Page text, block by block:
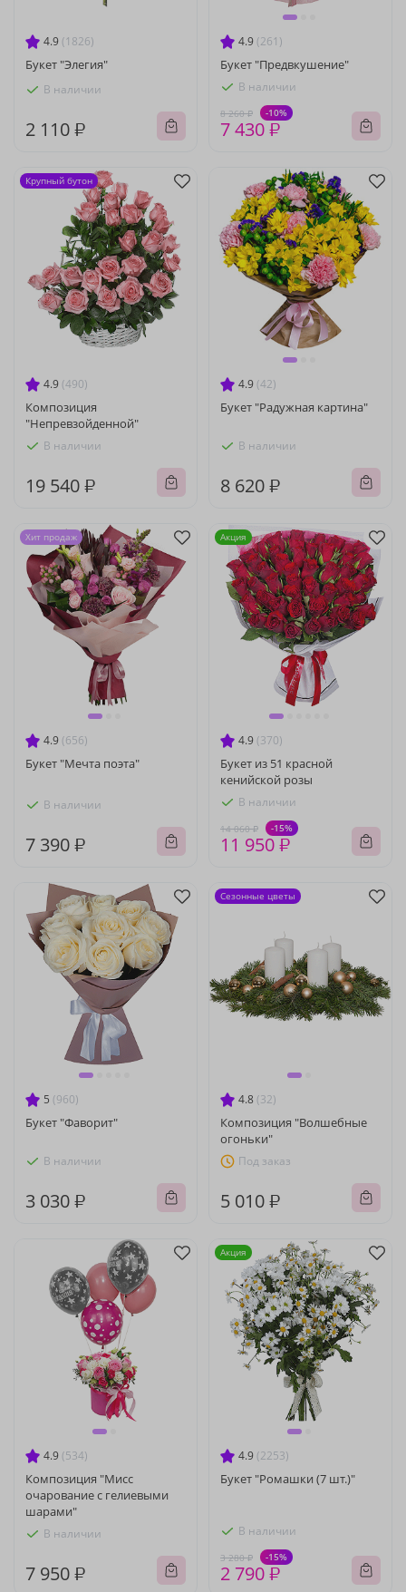
4.9 (1826)
Букет "Элегия"
В наличии
2 110 ₽
4.9 (261)
Букет "Предвкушение"
В наличии
8 260 ₽ -10%
7 430 ₽
4.9 (490)
Композиция
"Непревзойденной"
В наличии
19 540 ₽
Крупный бутон
4.9 (42)
Букет "Радужная картина"
В наличии
8 620 ₽
4.9 (656)
Букет "Мечта поэта"
В наличии
7 390 ₽
Хит продаж
4.9 (370)
Букет из 51 красной
кенийской розы
В наличии
14 060 ₽ -15%
11 950 ₽
Акция
5 (960)
Букет "Фаворит"
В наличии
3 030 ₽
4.8 (32)
Композиция "Волшебные
огоньки"
Под заказ
5 010 ₽
Сезонные цветы
4.9 (534)
Композиция "Мисс
очарование с гелиевыми
шарами"
В наличии
7 950 ₽
4.9 (2253)
Букет "Ромашки (7 шт.)"
В наличии
3 280 ₽ -15%
2 790 ₽
Акция